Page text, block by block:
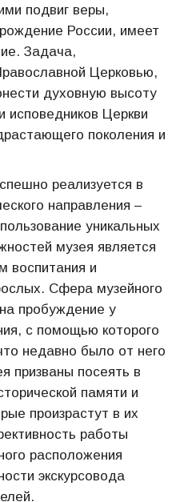
подвиг веры,
России, имеет
Задача,
Церковью,
духовную высоту
исповедников Церкви
поколения и
реализуется в
направления –
уникальных
музея является
воспитания и
Сфера музейного
пробуждение у
с помощью которого
недавно было от него
призваны посеять в
памяти и
произрастут в их
работы
расположения
экскурсовода